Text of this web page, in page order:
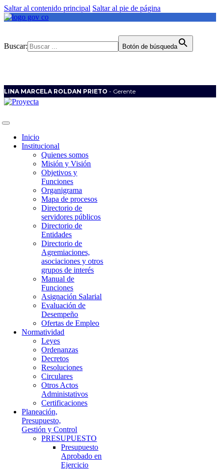
Saltar al contenido principal Saltar al pie de página
Buscar: Botón de búsqueda
LINA MARCELA ROLDAN PRIETO - Gerente
Inicio
Institucional
Quienes somos
Misión y Visión
Objetivos y
Funciones
Organigrama
Mapa de procesos
Directorio de
servidores públicos
Directorio de
Entidades
Directorio de
Agremiaciones,
asociaciones y otros
grupos de interés
Manual de
Funciones
Asignación Salarial
Evaluación de
Desempeño
Ofertas de Empleo
Normatividad
Leyes
Ordenanzas
Decretos
Resoluciones
Circulares
Otros Actos
Administativos
Certificaciones
Planeación,
Presupuesto,
Gestión y Control
PRESUPUESTO
Presupuesto
Aprobado en
Ejercicio